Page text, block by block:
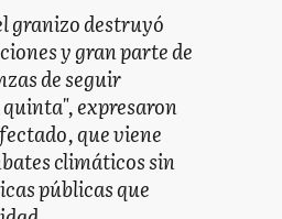
granizo destruyó
y gran parte de
de seguir
expresaron
que viene
climáticos sin
públicas que